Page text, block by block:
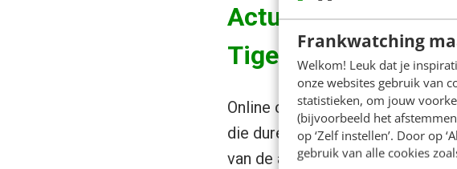
Frankwatching
Welkom! Leuk dat je
onze websites gebruik van
statistieken, om jouw
(bijvoorbeeld het
op ‘Zelf instellen’. Door op
gebruik van alle cookies
Actuele
TigerDirect.com
Online computerleverancier
die duren ‘zolang de voorraad
van de actuele stand van